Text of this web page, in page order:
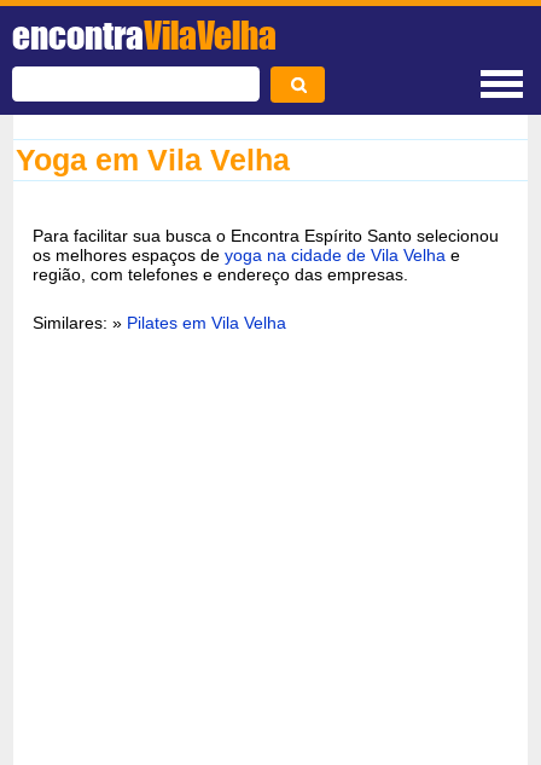
encontraVilaVelha
Yoga em Vila Velha
Para facilitar sua busca o Encontra Espírito Santo selecionou
os melhores espaços deyoga na cidade de Vila Velha e
região, com telefones e endereço das empresas.
Similares: » Pilates em Vila Velha